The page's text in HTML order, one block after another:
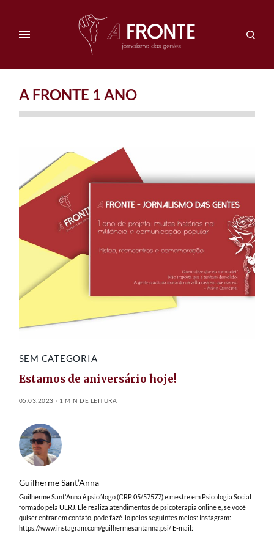
A FRONTE 1 ANO
SEM CATEGORIA
Estamos de aniversário hoje!
05.03.2023 1 MIN DE LEITURA
Guilherme Sant’Anna
Guilherme Sant'Anna é psicólogo (CRP 05/57577) e mestre em Psicologia Social
formado pela UERJ. Ele realiza atendimentos de psicoterapia online e, se você
quiser entrar em contato, pode fazê-lo pelos seguintes meios: Instagram:
https://www.instagram.com/guilhermesantanna.psi/ E-mail: